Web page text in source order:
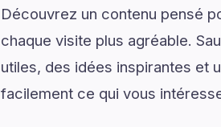
Découvrez un contenu pensé
chaque visite plus agréable.
utiles, des idées inspirantes et
facilement ce qui vous